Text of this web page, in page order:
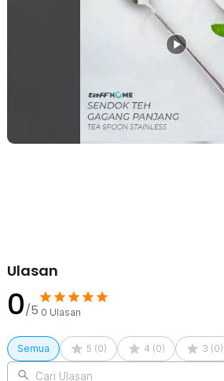
Dilengkapi gagang ergonomis yang
digunakan. Cengkeraman yang stabil
pengadukan menjadi lebih efektif. Hasil
bisa lebih merata dengan lebih cepat.
Terbuat dari stainless steel 410 berkualitas
aman untuk penggunaan makanan dan
kuat sehingga tidak mudah bengkok atau
halus, mudah dibersihkan, dan tetap
Ulasan
0/5 0 Ulasan
Semua 5 (0) 4 (0) 3 (0)
Cari Ulasan